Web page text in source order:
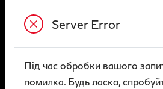
Договір викупу вживаного автомобіля
Умови технічного обслуговування
Архів
Server Error
Під час обробки вашого
помилка. Будь ласка,